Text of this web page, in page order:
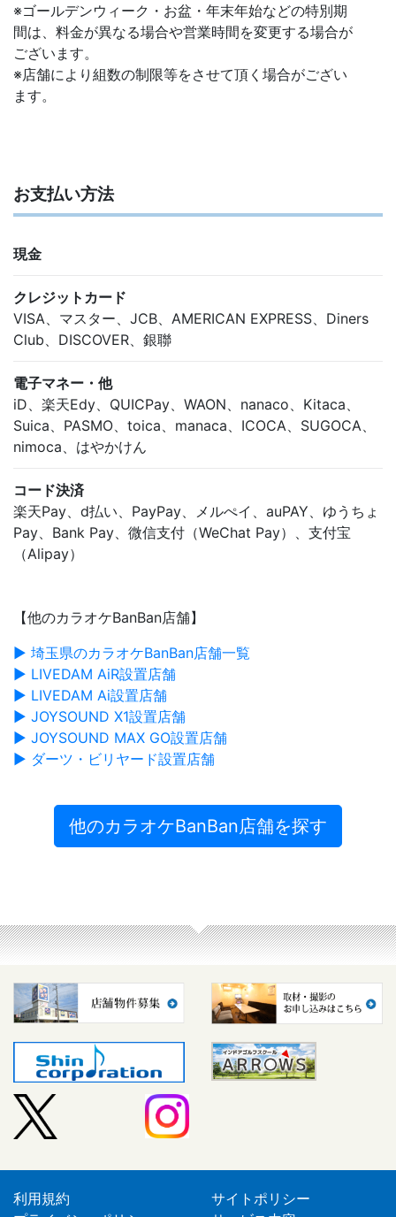
※ゴールデンウィーク・お盆・年末年始などの特別期
間は、料金が異なる場合や営業時間を変更する場合が
ございます。
※店舗により組数の制限等をさせて頂く場合がござい
ます。
お支払い方法
現金
クレジットカード
VISA、マスター、JCB、AMERICAN EXPRESS、Diners
Club、DISCOVER、銀聯
電子マネー・他
iD、楽天Edy、QUICPay、WAON、nanaco、Kitaca、
Suica、PASMO、toica、manaca、ICOCA、SUGOCA、
nimoca、はやかけん
コード決済
楽天Pay、d払い、PayPay、メルぺイ、auPAY、ゆうちょ
Pay、Bank Pay、微信支付（WeChat Pay）、支付宝
（Alipay）
【他のカラオケBanBan店舗】
▶ 埼玉県のカラオケBanBan店舗一覧
▶ LIVEDAM AiR設置店舗
▶ LIVEDAM Ai設置店舗
▶ JOYSOUND X1設置店舗
▶ JOYSOUND MAX GO設置店舗
▶ ダーツ・ビリヤード設置店舗
他のカラオケBanBan店舗を探す
利用規約
サイトポリシー